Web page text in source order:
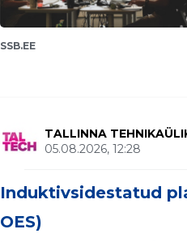
SSB.EE
TALLINNA
05.08.2026, 12:28
Induktivsidestatud
OES)